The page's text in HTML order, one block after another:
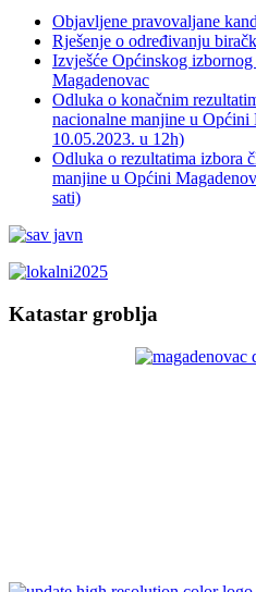
Objavljene pravovaljane
Rješenje o određivanju
Izvješće Općinskog
Magadenovac
Odluka o konačnim
nacionalne manjine u Općini
10.05.2023. u 12h)
Odluka o rezultatima izbora
manjine u Općini
sati)
Katastar groblja